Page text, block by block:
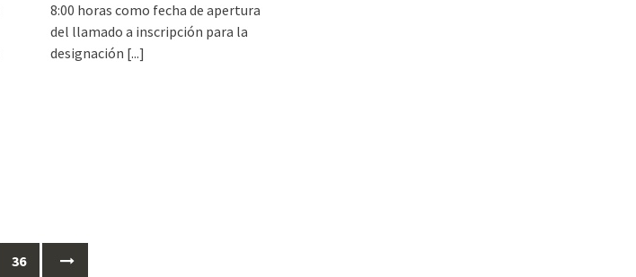
8:00 horas como fecha de apertura
del llamado a inscripción para la
designación [...]
36